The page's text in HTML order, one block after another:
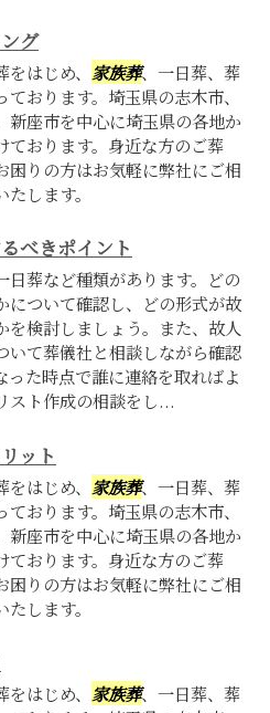
グ
はじめ、 家族葬、一日葬、葬
おります。埼玉県の志木市、
新座市を中心に埼玉県の各地か
ております。身近な方のご葬
困りの方はお気軽に弊社にご相
します。
べきポイント
日葬など種類があります。どの
について確認し、どの形式が故
を検討しましょう。また、故人
いて葬儀社と相談しながら確認
った時点で誰に連絡を取ればよ
スト作成の相談をし...
ット
はじめ、 家族葬、一日葬、葬
おります。埼玉県の志木市、
新座市を中心に埼玉県の各地か
ております。身近な方のご葬
困りの方はお気軽に弊社にご相
します。
はじめ、 家族葬、一日葬、葬